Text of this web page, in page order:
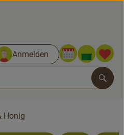
Anmelden
öffnen oder
Honig